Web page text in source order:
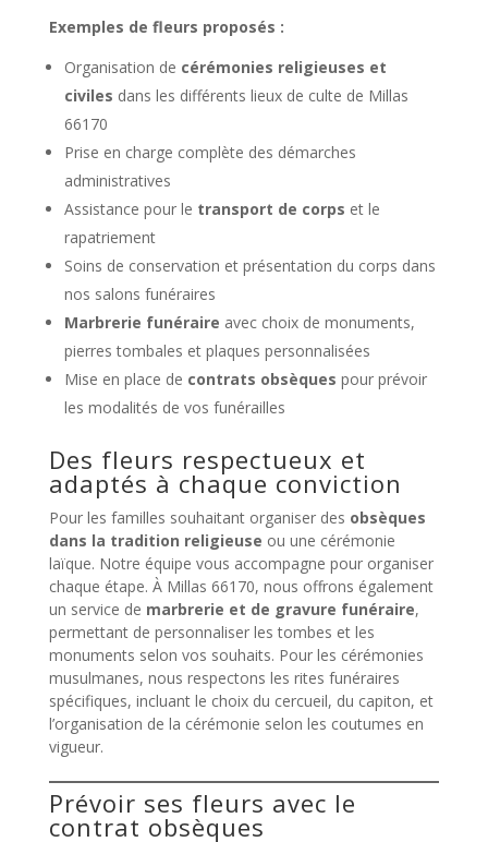
Exemples de fleurs proposés :
Organisation de cérémonies religieuses et
civiles dans les différents lieux de culte de Millas
66170
Prise en charge complète des démarches
administratives
Assistance pour le transport de corps et le
rapatriement
Soins de conservation et présentation du corps dans
nos salons funéraires
Marbrerie funéraire avec choix de monuments,
pierres tombales et plaques personnalisées
Mise en place de contrats obsèques pour prévoir
les modalités de vos funérailles
Des fleurs respectueux et
adaptés à chaque conviction
Pour les familles souhaitant organiser des obsèques
dans la tradition religieuse ou une cérémonie
laïque. Notre équipe vous accompagne pour organiser
chaque étape. À Millas 66170, nous offrons également
un service de marbrerie et de gravure funéraire,
permettant de personnaliser les tombes et les
monuments selon vos souhaits. Pour les cérémonies
musulmanes, nous respectons les rites funéraires
spécifiques, incluant le choix du cercueil, du capiton, et
l’organisation de la cérémonie selon les coutumes en
vigueur.
Prévoir ses fleurs avec le
contrat obsèques